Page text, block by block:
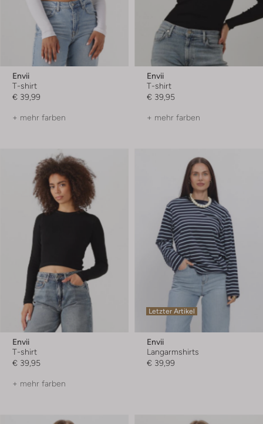
Envii
T-shirt
€ 39,99
+ mehr farben
Envii
T-shirt
€ 39,95
+ mehr farben
Envii
T-shirt
€ 39,95
+ mehr farben
Letzter Artikel
Envii
Langarmshirts
€ 39,99